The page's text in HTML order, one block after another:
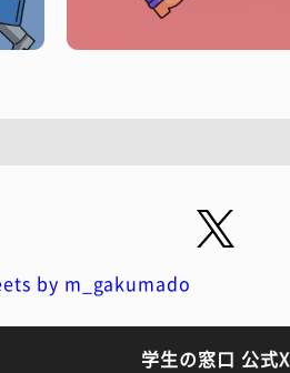
by m_gakumado
学生の窓口 公式X